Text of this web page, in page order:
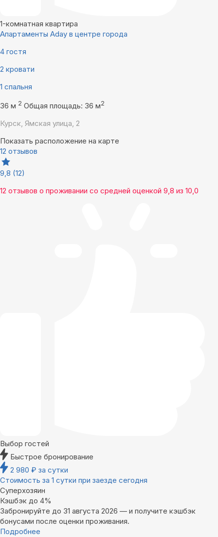
1-комнатная квартира
Апартаменты Aday в центре города
4 гостя
2 кровати
1 спальня
36 м 2 Общая площадь: 36 м2
Курск, Ямская улица, 2
Показать расположение на карте
12 отзывов
9,8 (12)
12 отзывов о проживании со средней оценкой 9,8 из 10,0
Выбор гостей
Быстрое бронирование
2 980 ₽ за сутки
Стоимость за 1 сутки при заезде сегодня
Суперхозяин
Кэшбэк до 4%
Забронируйте до 31 августа 2026 — и получите кэшбэк
бонусами после оценки проживания.
Подробнее